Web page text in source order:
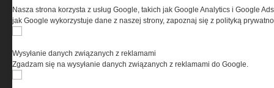
cookies oznacza, że będą one zamieszczane w Twoim
urządzeniu końcowym. W każdym momencie możesz
dokonać zmiany ustawień przeglądarki dotyczących
serwisu prosimy o zapoznanie się z naszą
prywatności
oraz informacją o cookies
Nasza strona korzysta z usług Google, takich jak Google Analytics i Google
jak Google wykorzystuje dane z naszej strony, zapoznaj się z polityką
Wysyłanie danych związanych z reklamami
Zgadzam się na wysyłanie danych związanych z reklamami do Google.